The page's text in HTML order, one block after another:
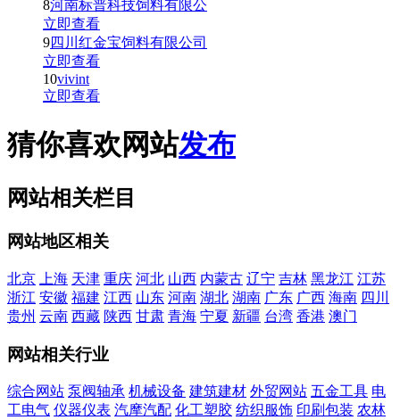
8河南标普科技饲料有限公
立即查看
9四川红金宝饲料有限公司
立即查看
10vivint
立即查看
猜你喜欢网站发布
网站相关栏目
网站地区相关
北京 上海 天津 重庆 河北 山西 内蒙古 辽宁 吉林 黑龙江 江苏
浙江 安徽 福建 江西 山东 河南 湖北 湖南 广东 广西 海南 四川
贵州 云南 西藏 陕西 甘肃 青海 宁夏 新疆 台湾 香港 澳门
网站相关行业
综合网站 泵阀轴承 机械设备 建筑建材 外贸网站 五金工具 电
工电气 仪器仪表 汽摩汽配 化工塑胶 纺织服饰 印刷包装 农林